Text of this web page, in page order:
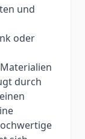
und
oder
durch